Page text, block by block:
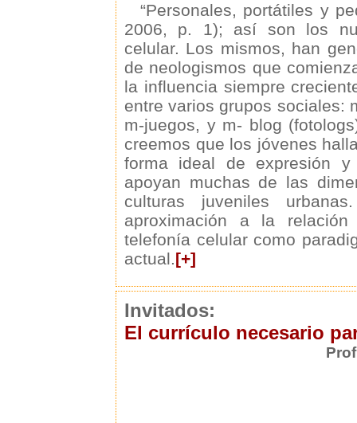
“Personales, portátiles y
2006, p. 1); así son los
celular. Los mismos, han
de neologismos que
la influencia siempre
entre varios grupos sociales:
m-juegos, y m- blog
creemos que los jóvenes
forma ideal de expresión
apoyan muchas de las
culturas juveniles
aproximación a la
telefonía celular como
actual.[+]
Invitados:
El currículo necesario